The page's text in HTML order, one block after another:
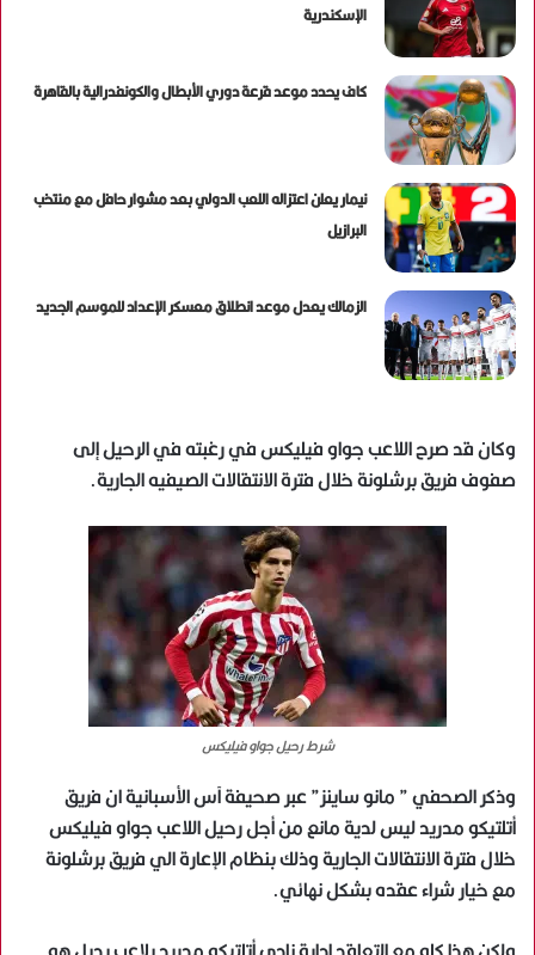
الإسكندرية
كاف يحدد موعد قرعة دوري الأبطال والكونفدرالية بالقاهرة
نيمار يعلن اعتزاله اللعب الدولي بعد مشوار حافل مع منتخب
البرازيل
الزمالك يعدل موعد انطلاق معسكر الإعداد للموسم الجديد
وكان قد صرح اللاعب جواو فيليكس في رغبته في الرحيل إلى
صفوف فريق برشلونة خلال فترة الانتقالات الصيفيه الجارية.
شرط رحيل جواو فيليكس
وذكر الصحفي ” مانو ساينز” عبر صحيفة آس الأسبانية ان فريق
أتلتيكو مدريد ليس لدية مانع من أجل رحيل اللاعب جواو فيليكس
خلال فترة الانتقالات الجارية وذلك بنظام الإعارة الي فريق برشلونة
مع خيار شراء عقده بشكل نهائي.